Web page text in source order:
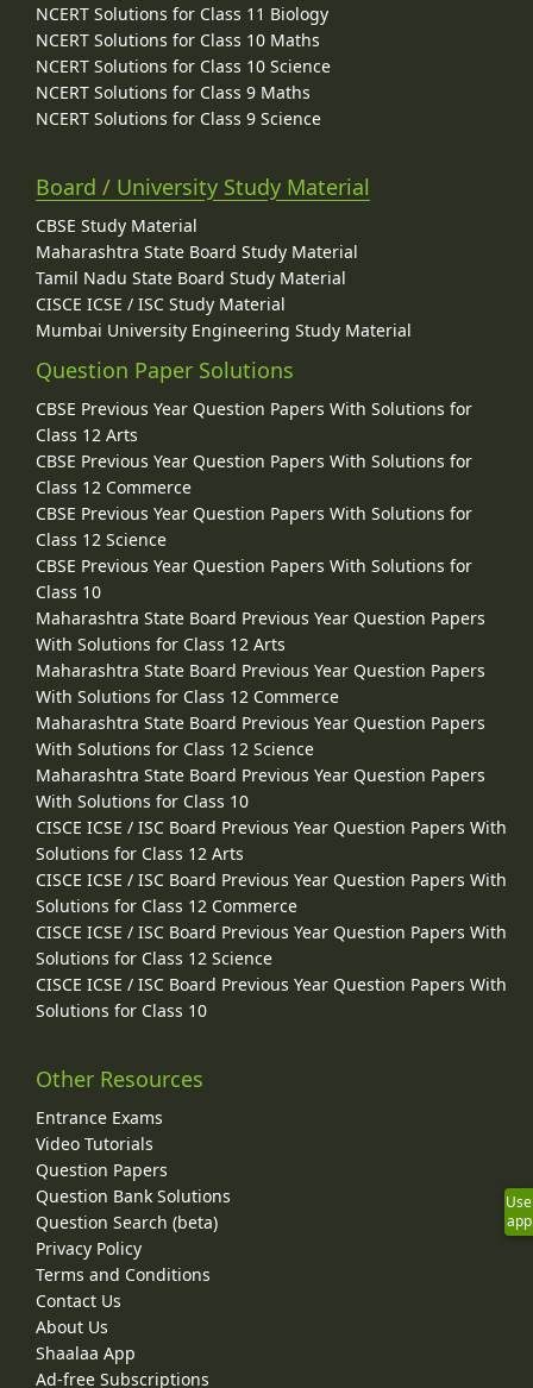
NCERT Solutions for Class 11 Biology
NCERT Solutions for Class 10 Maths
NCERT Solutions for Class 10 Science
NCERT Solutions for Class 9 Maths
NCERT Solutions for Class 9 Science
Board / University Study Material
CBSE Study Material
Maharashtra State Board Study Material
Tamil Nadu State Board Study Material
CISCE ICSE / ISC Study Material
Mumbai University Engineering Study Material
Question Paper Solutions
CBSE Previous Year Question Papers With Solutions for
Class 12 Arts
CBSE Previous Year Question Papers With Solutions for
Class 12 Commerce
CBSE Previous Year Question Papers With Solutions for
Class 12 Science
CBSE Previous Year Question Papers With Solutions for
Class 10
Maharashtra State Board Previous Year Question Papers
With Solutions for Class 12 Arts
Maharashtra State Board Previous Year Question Papers
With Solutions for Class 12 Commerce
Maharashtra State Board Previous Year Question Papers
With Solutions for Class 12 Science
Maharashtra State Board Previous Year Question Papers
With Solutions for Class 10
CISCE ICSE / ISC Board Previous Year Question Papers With
Solutions for Class 12 Arts
CISCE ICSE / ISC Board Previous Year Question Papers With
Solutions for Class 12 Commerce
CISCE ICSE / ISC Board Previous Year Question Papers With
Solutions for Class 12 Science
CISCE ICSE / ISC Board Previous Year Question Papers With
Solutions for Class 10
Other Resources
Entrance Exams
Video Tutorials
Question Papers
Question Bank Solutions
Question Search (beta)
Privacy Policy
Terms and Conditions
Contact Us
About Us
Shaalaa App
Ad-free Subscriptions
Use
app